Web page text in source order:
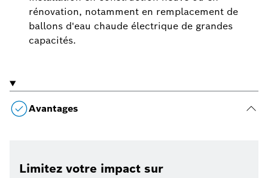
rénovation, notamment en remplacement de
ballons d'eau chaude électrique de grandes
capacités.
Avantages
Limitez votre impact sur